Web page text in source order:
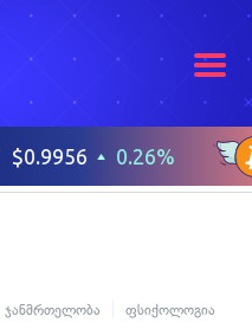
ჯანმრთელობა ფსიქოლოგია